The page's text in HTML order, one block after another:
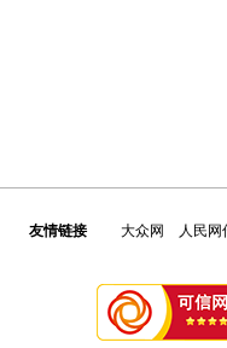
友情链接 大众网 人民网